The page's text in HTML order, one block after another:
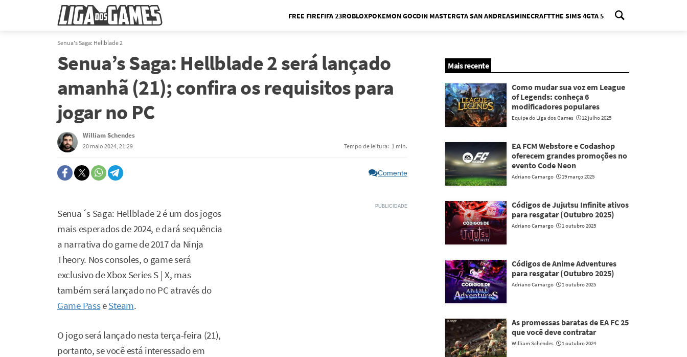
Menu
FREE FIREFIFA 23ROBLOXPOKEMON GOCOIN MASTERGTA SAN ANDREASMINECRAFTTHE SIMS 4GTA 5
Senua's Saga: Hellblade 2
Senua’s Saga: Hellblade 2 será lançado
amanhã (21); confira os requisitos para
jogar no PC
William Schendes
20 maio 2024, 21:29 Tempo de leitura: 1 min.
Comente
Senua´s Saga: Hellblade 2 é um dos jogos
mais esperados de 2024, e dará sequência
a narrativa do game de 2017 da Ninja
Theory. Nos consoles, o game será
exclusivo de Xbox Series S | X, mas
também será lançado no PC através do
Game PasseSteam.
O jogo será lançado nesta terça-feira (21),
portanto, se você está interessado em
Mais recente
Como mudar sua voz em League
of Legends: conheça 6
modificadores populares
Equipe do Liga dos Games 12 julho 2025
EA FCM Webstore e Codashop
oferecem grandes promoções no
evento Code Neon
Adriano Camargo 19 março 2025
Códigos de Jujutsu Infinite ativos
para resgatar (Outubro 2025)
Adriano Camargo 1 outubro 2025
Códigos de Anime Adventures
para resgatar (Outubro 2025)
Adriano Camargo 1 outubro 2025
As promessas baratas de EA FC 25
que você deve contratar
William Schendes 1 outubro 2024